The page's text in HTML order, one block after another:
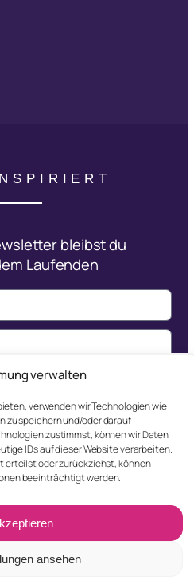
verwalten
verwenden wir Technologien wie
zu speichern und/oder darauf
zustimmst, können wir Daten
IDs auf dieser Website verarbeiten.
erteilst oder zurückziehst, können
beeinträchtigt werden.
ansehen
bleibst du
Laufenden
derDatenschutzerklärung